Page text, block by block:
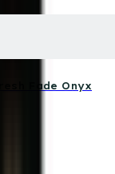
Fade Onyx